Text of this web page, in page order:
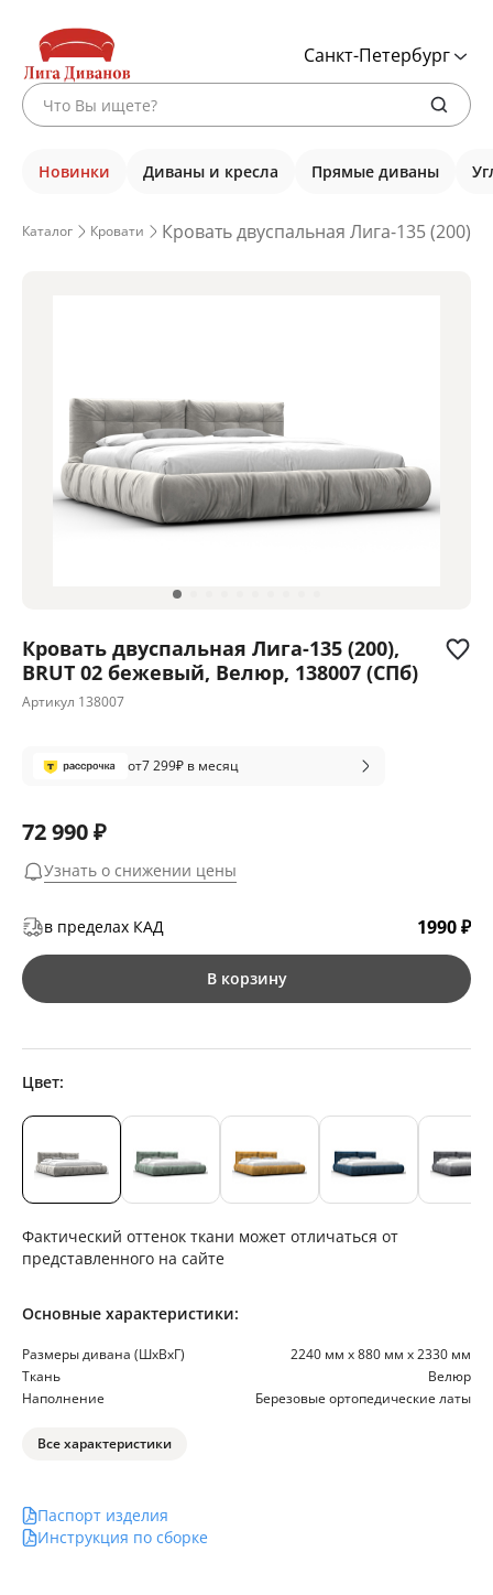
Санкт-Петербург
Новинки Диваны и кресла Прямые диваны
Каталог Кровати Кровать двуспальная Лига-135 (200),
Кровать двуспальная Лига-135 (200),
BRUT 02 бежевый, Велюр, 138007 (СПб)
Артикул 138007
от7 299₽ в месяц
72 990 ₽
Узнать о снижении цены
в пределах КАД 1990 ₽
В корзину
Цвет:
Фактический оттенок ткани может отличаться от
представленного на сайте
Основные характеристики:
Размеры дивана (ШхВхГ)
2240 мм х 880 мм х 2330 мм
Ткань
Велюр
Наполнение
Березовые ортопедические латы
Все характеристики
Паспорт изделия
Инструкция по сборке